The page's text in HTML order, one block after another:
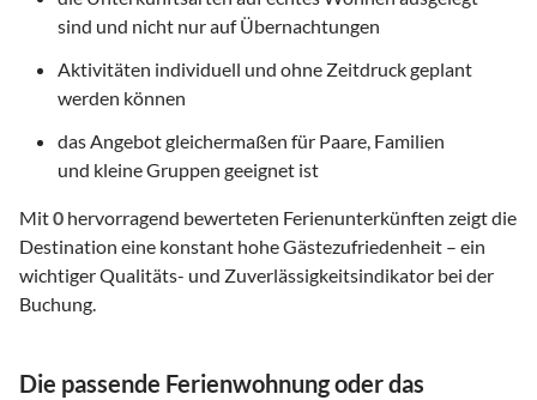
sind und nicht nur auf Übernachtungen
Aktivitäten individuell und ohne Zeitdruck geplant
werden können
das Angebot gleichermaßen für Paare, Familien
und kleine Gruppen geeignet ist
Mit0 hervorragend bewerteten Ferienunterkünften zeigt die
Destination eine konstant hohe Gästezufriedenheit – ein
wichtiger Qualitäts- und Zuverlässigkeitsindikator bei der
Buchung.
Die passende Ferienwohnung oder das